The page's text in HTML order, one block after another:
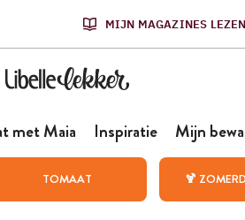
MIJN MAGAZINES LEZEN
met Maia Inspiratie Mijn
TOMAAT 🍹